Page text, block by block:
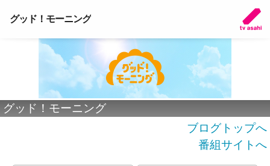
グッド！モーニング
グッド！モーニング
ブログトップへ
番組サイトへ